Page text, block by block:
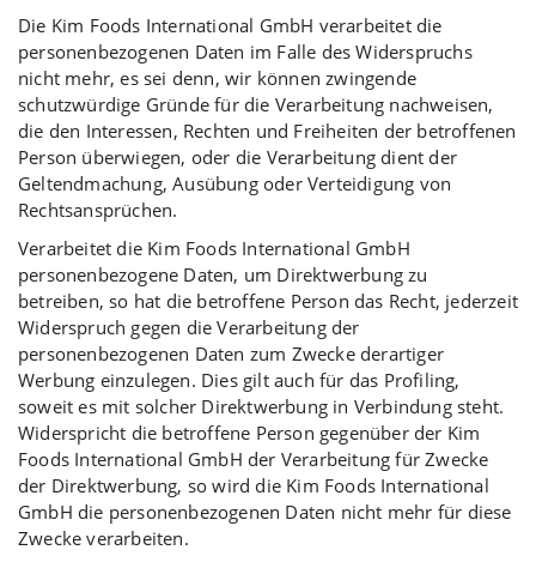
Die Kim Foods International GmbH verarbeitet die
personenbezogenen Daten im Falle des Widerspruchs
nicht mehr, es sei denn, wir können zwingende
schutzwürdige Gründe für die Verarbeitung nachweisen,
die den Interessen, Rechten und Freiheiten der betroffenen
Person überwiegen, oder die Verarbeitung dient der
Geltendmachung, Ausübung oder Verteidigung von
Rechtsansprüchen.
Verarbeitet die Kim Foods International GmbH
personenbezogene Daten, um Direktwerbung zu
betreiben, so hat die betroffene Person das Recht, jederzeit
Widerspruch gegen die Verarbeitung der
personenbezogenen Daten zum Zwecke derartiger
Werbung einzulegen. Dies gilt auch für das Profiling,
soweit es mit solcher Direktwerbung in Verbindung steht.
Widerspricht die betroffene Person gegenüber der Kim
Foods International GmbH der Verarbeitung für Zwecke
der Direktwerbung, so wird die Kim Foods International
GmbH die personenbezogenen Daten nicht mehr für diese
Zwecke verarbeiten.